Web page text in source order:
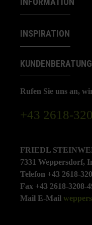
INSPIRATION
KUNDENBERATUNG
Rufen Sie uns an,
+43 2618-
FRIEDL
7331 Weppersdorf,
Telefon +43 2618-
Fax +43 2618-3208-
Mail E-Mail